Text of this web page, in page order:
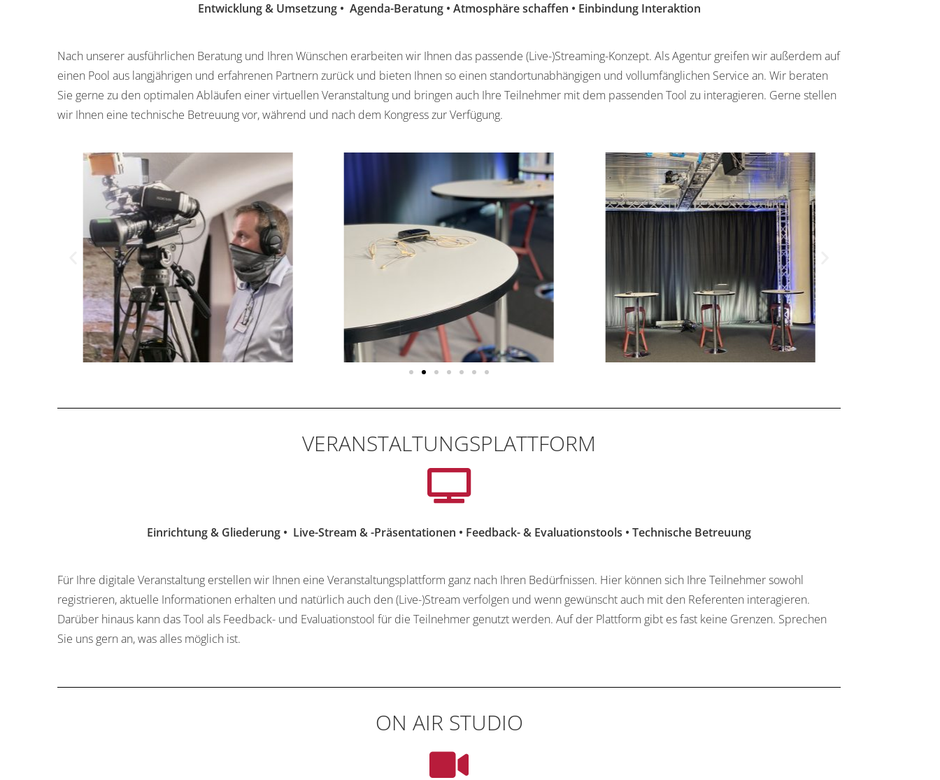
Entwicklung & Umsetzung • Agenda-Beratung • Atmosphäre schaffen • Einbindung Interaktion
Nach unserer ausführlichen Beratung und Ihren Wünschen erarbeiten wir Ihnen das passende (Live-)Streaming-Konzept. Als Agentur greifen wir außerdem auf
einen Pool aus langjährigen und erfahrenen Partnern zurück und bieten Ihnen so einen standortunabhängigen und vollumfänglichen Service an. Wir beraten
Sie gerne zu den optimalen Abläufen einer virtuellen Veranstaltung und bringen auch Ihre Teilnehmer mit dem passenden Tool zu interagieren. Gerne stellen
wir Ihnen eine technische Betreuung vor, während und nach dem Kongress zur Verfügung.
VERANSTALTUNGSPLATTFORM
Einrichtung & Gliederung • Live-Stream & -Präsentationen • Feedback- & Evaluationstools • Technische Betreuung
Für Ihre digitale Veranstaltung erstellen wir Ihnen eine Veranstaltungsplattform ganz nach Ihren Bedürfnissen. Hier können sich Ihre Teilnehmer sowohl
registrieren, aktuelle Informationen erhalten und natürlich auch den (Live-)Stream verfolgen und wenn gewünscht auch mit den Referenten interagieren.
Darüber hinaus kann das Tool als Feedback- und Evaluationstool für die Teilnehmer genutzt werden. Auf der Plattform gibt es fast keine Grenzen. Sprechen
Sie uns gern an, was alles möglich ist.
ON AIR STUDIO